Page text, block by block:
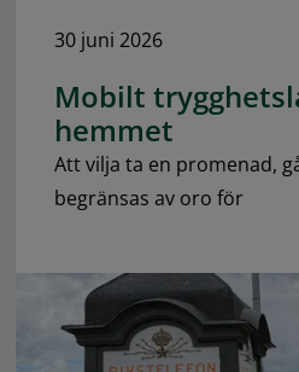
30 juni 2026
Mobilt
hemmet
Att vilja ta en promenad,
begränsas av oro för